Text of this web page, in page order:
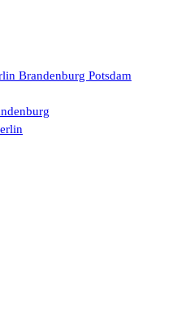
Brandenburg Potsdam